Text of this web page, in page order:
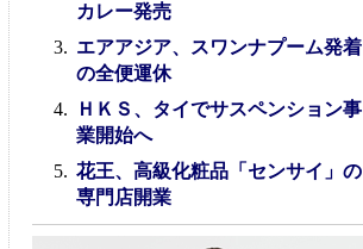
カレー発売
エアアジア、スワンナプーム発着
の全便運休
ＨＫＳ、タイでサスペンション事
業開始へ
花王、高級化粧品「センサイ」の
専門店開業